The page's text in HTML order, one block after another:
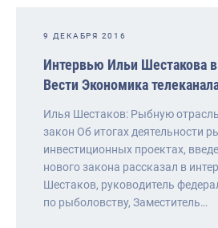
9 ДЕКАБРЯ 2016
Интервью Ильи Шестакова
Вести Экономика
Илья Шестаков: Рыбную
закон Об итогах деятельности
инвестиционных проектах,
нового закона рассказал в
Шестаков, руководитель
по рыболовству, Заместитель…